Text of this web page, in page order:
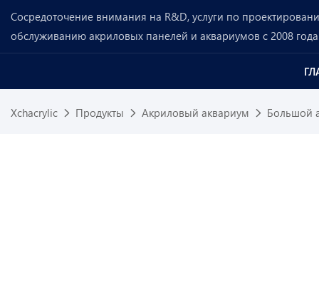
Сосредоточение внимания на R&D, услуги по
обслуживанию акриловых панелей и аквариумов с 2008
Xchacrylic Продукты Акриловый аквариум Большой